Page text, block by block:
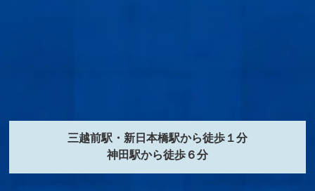
三越前駅・新日本橋駅から徒歩１分
神田駅から徒歩６分